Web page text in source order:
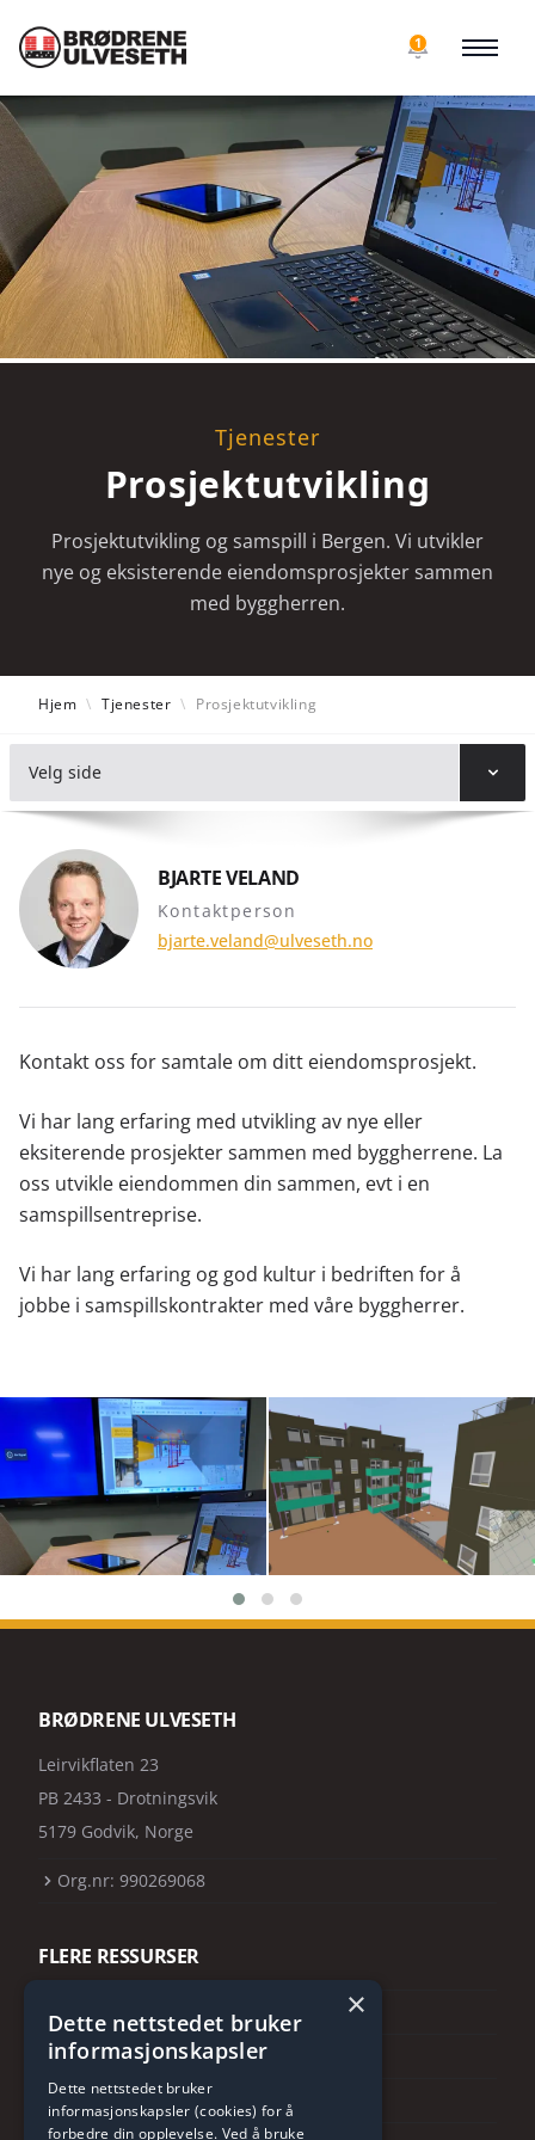
1
Tjenester
Prosjektutvikling
Prosjektutvikling og samspill i Bergen. Vi utvikler
nye og eksisterende eiendomsprosjekter sammen
med byggherren.
Hjem \ Tjenester \ Prosjektutvikling
Velg side
BJARTE VELAND
Kontaktperson
bjarte.veland@ulveseth.no
Kontakt oss for samtale om ditt eiendomsprosjekt.
Vi har lang erfaring med utvikling av nye eller
eksiterende prosjekter sammen med byggherrene. La
oss utvikle eiendommen din sammen, evt i en
samspillsentreprise.
Vi har lang erfaring og god kultur i bedriften for å
jobbe i samspillskontrakter med våre byggherrer.
BRØDRENE ULVESETH
Leirvikflaten 23
PB 2433 - Drotningsvik
5179 Godvik, Norge
Org.nr: 990269068
FLERE RESSURSER
Følg oss på instagram
Følg oss på facebook
Følg oss på Linkedin
×
Dette nettstedet bruker
informasjonskapsler
Dette nettstedet bruker
informasjonskapsler (cookies) for å
forbedre din opplevelse. Ved å bruke